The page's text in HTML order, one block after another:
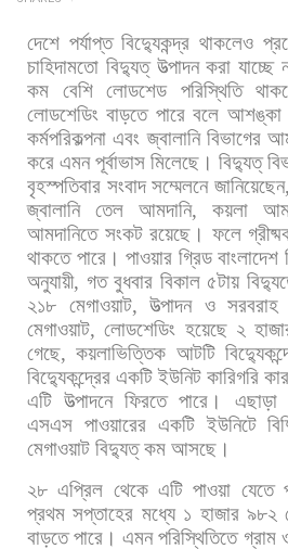
দেশে পর্যাপ্ত বিদ্যুেকন্দ্র থাকলেও
চাহিদামতো বিদ্যুত্ উত্পাদন করা যাচ্ছে
কম
বেশি লোডশেড পরিস্থিতি
লোডশেডিং বাড়তে পারে বলে আশঙ্কা
কর্মপরিকল্পনা এবং জ্বালানি বিভাগের
করে এমন পূর্বাভাস মিলেছে। বিদ্যুত্
বৃহস্পতিবার সংবাদ সম্মেলনে জানিয়েছেন,
জ্বালানি
তেল আমদানি, কয়লা
আমদানিতে সংকট রয়েছে। ফলে
থাকতে পারে। পাওয়ার গ্রিড বাংলাদেশ
অনুযায়ী, গত বুধবার বিকাল ৫টায়
২১৮ মেগাওয়াট, উত্পাদন ও সরবরাহ
মেগাওয়াট,লোডশেডিং হয়েছে ২
গেছে,কয়লাভিত্তিক আটটি
বিদ্যুেকন্দ্রের একটি ইউনিট কারিগরি
এটি উত্পাদনে ফিরতে পারে। এছাড়া
এসএস পাওয়ারের একটি ইউনিটে
মেগাওয়াট বিদ্যুত্ কম আসছে।
২৮ এপ্রিল থেকে এটি পাওয়া যেতে
প্রথম সপ্তাহের মধ্যে ১ হাজার ৯৮২
বাড়তে পারে। এমন পরিস্থিতিতে গ্রাম